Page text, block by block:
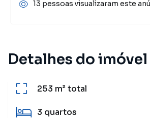
Detalhes do imóvel
253 m²total
3 quartos
13 pessoas visualizaram este